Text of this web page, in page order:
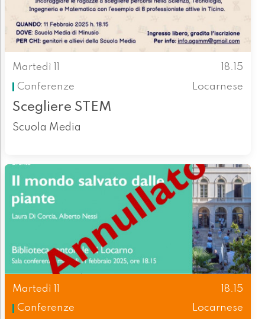
Martedì 11
18.15
Conferenze
Locarnese
Scegliere STEM
Scuola Media
Martedì 11
18.15
Conferenze
Locarnese